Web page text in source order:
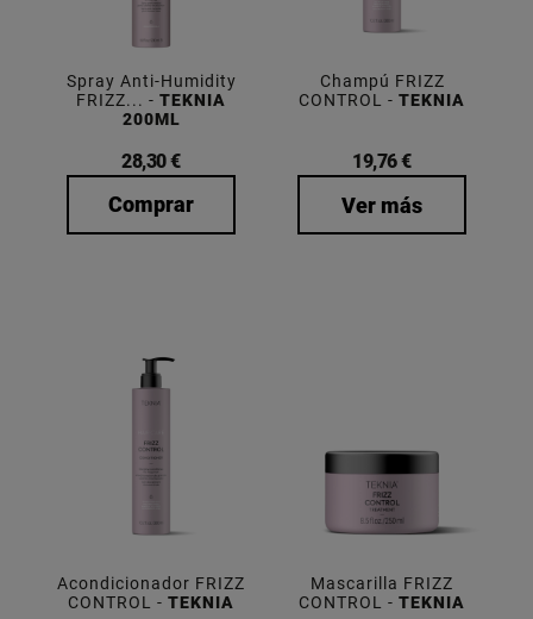
Spray Anti-Humidity
FRIZZ... - TEKNIA
200ML
28,30 €
Comprar
Champú FRIZZ
CONTROL - TEKNIA
19,76 €
Ver más
Acondicionador FRIZZ
CONTROL - TEKNIA
Mascarilla FRIZZ
CONTROL - TEKNIA